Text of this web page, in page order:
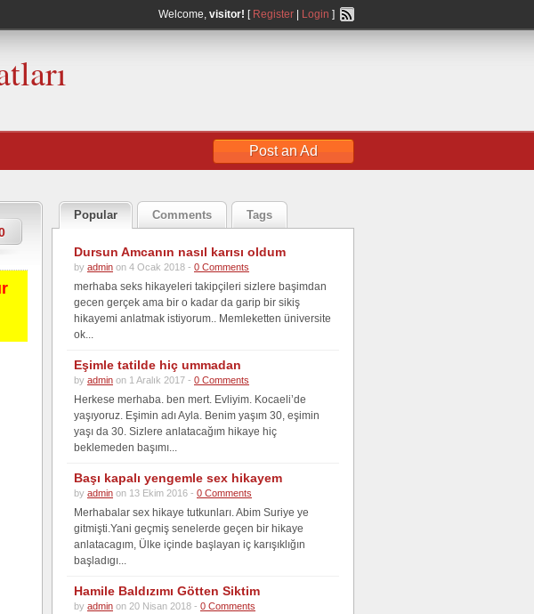
Welcome, visitor! [ Register Login ]
Post an Ad
Popular Comments Tags
Dursun Amcanın nasıl karısı oldum
by admin on 4 Ocak 2018 - 0 Comments
merhaba seks hikayeleri takipçileri sizlere başimdan
gecen gerçek ama bir o kadar da garip bir sikiş
hikayemi anlatmak istiyorum.. Memleketten üniversite
ok...
Eşimle tatilde hiç ummadan
by admin on 1 Aralık 2017 - 0 Comments
Herkese merhaba. ben mert. Evliyim. Kocaeli’de
yaşıyoruz. Eşimin adı Ayla. Benim yaşım 30, eşimin
yaşı da 30. Sizlere anlatacağım hikaye hiç
beklemeden başımı...
Başı kapalı yengemle sex hikayem
by admin on 13 Ekim 2016 - 0 Comments
Merhabalar sex hikaye tutkunları. Abim Suriye ye
gitmişti.Yani geçmiş senelerde geçen bir hikaye
anlatacagım, Ülke içinde başlayan iç karışıklığın
başladıgı...
Hamile Baldızımı Götten Siktim
by admin on 20 Nisan 2018 - 0 Comments